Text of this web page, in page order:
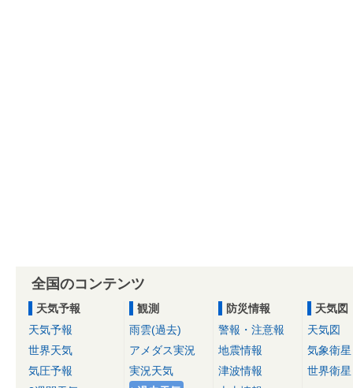
全国のコンテンツ
天気予報
天気予報
世界天気
気圧予報
観測
雨雲(過去)
アメダス実況
実況天気
防災情報
警報・注意報
地震情報
津波情報
天気図
天気図
気象衛星
世界衛星